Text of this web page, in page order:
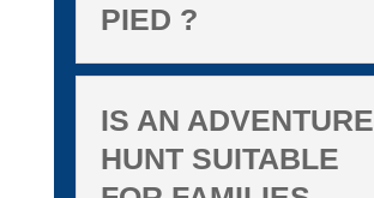
PIED ?
IS AN ADVENTURE
HUNT SUITABLE